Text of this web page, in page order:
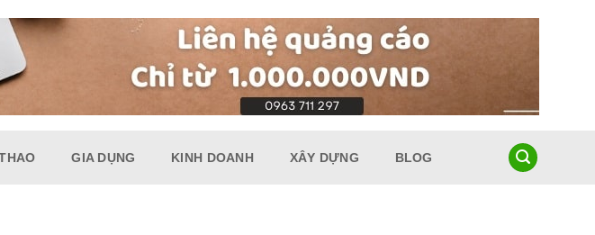
GIA DỤNG KINH DOANH XÂY DỰNG BLOG